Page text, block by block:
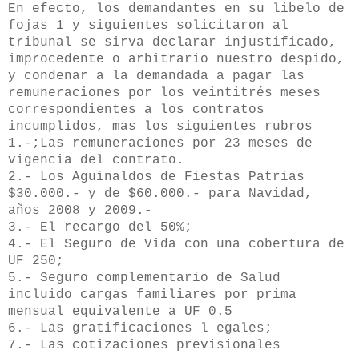
En efecto, los demandantes en su libelo de
fojas 1 y siguientes solicitaron al
tribunal se sirva declarar injustificado,
improcedente o arbitrario nuestro despido,
y condenar a la demandada a pagar las
remuneraciones por los veintitrés meses
correspondientes a los contratos
incumplidos, mas los siguientes rubros
1.-;Las remuneraciones por 23 meses de
vigencia del contrato.
2.- Los Aguinaldos de Fiestas Patrias
$30.000.- y de $60.000.- para Navidad,
años 2008 y 2009.-
3.- El recargo del 50%;
4.- El Seguro de Vida con una cobertura de
UF 250;
5.- Seguro complementario de Salud
incluido cargas familiares por prima
mensual equivalente a UF 0.5
6.- Las gratificaciones l egales;
7.- Las cotizaciones previsionales